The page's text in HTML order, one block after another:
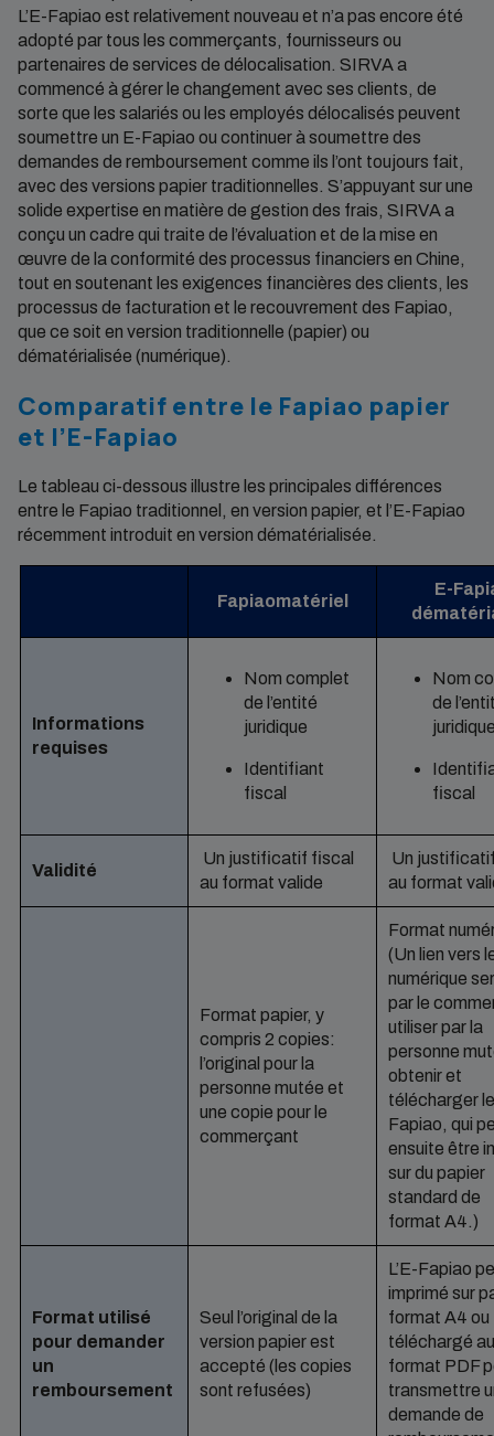
L’E-Fapiao est relativement nouveau et n’a pas encore été
adopté par tous les commerçants, fournisseurs ou
partenaires de services de délocalisation. SIRVA a
commencé à gérer le changement avec ses clients, de
sorte que les salariés ou les employés délocalisés peuvent
soumettre un E-Fapiao ou continuer à soumettre des
demandes de remboursement comme ils l’ont toujours fait,
avec des versions papier traditionnelles. S’appuyant sur une
solide expertise en matière de gestion des frais, SIRVA a
conçu un cadre qui traite de l’évaluation et de la mise en
œuvre de la conformité des processus financiers en Chine,
tout en soutenant les exigences financières des clients, les
processus de facturation et le recouvrement des Fapiao,
que ce soit en version traditionnelle (papier) ou
dématérialisée (numérique).
Comparatif entre le Fapiao papier
et l’E-Fapiao
Le tableau ci-dessous illustre les principales différences
entre le Fapiao traditionnel, en version papier, et l’E-Fapiao
récemment introduit en version dématérialisée.
Fapiaomatériel
E-
Informations
requises
Nom complet
de l’entité
juridique
Identifiant
fiscal
Nom
de
fiscal
Validité
Un justificatif fiscal
au format valide
Un
au format
Format papier, y
compris 2 copies:
l’original pour la
personne mutée et
une copie pour le
commerçant
Format
(Un lien vers
numérique
par le
utiliser par la
personne
obtenir et
télécharger le
Fapiao, qui
ensuite être
sur du papier
standard de
format A4.)
Format utilisé
pour demander
un
remboursement
Seul l’original de la
version papier est
accepté (les copies
sont refusées)
L’E-Fapiao
imprimé sur
format A4 ou
téléchargé au
format PDF
transmettre
demande de